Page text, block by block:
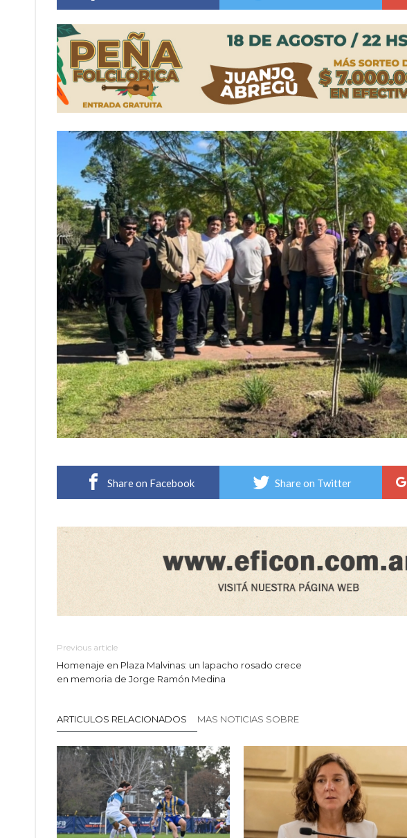
Colecta solidaria de juguetes en Firmat para el EPI y el Hospital Vilela
Share on Facebook Share on Twitter
Previous article
Homenaje en Plaza Malvinas: un lapacho rosado crece
en memoria de Jorge Ramón Medina
ARTICULOS RELACIONADOS MAS NOTICIAS SOBRE